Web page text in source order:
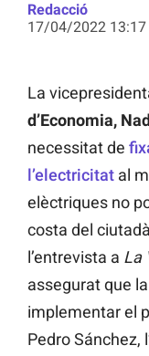
Redacció
17/04/2022 13:17
La
d’Economia,
necessitat de
l’electricitat al
elèctriques no
costa del
l’entrevista a La
assegurat que
implementar el
Pedro Sánchez,